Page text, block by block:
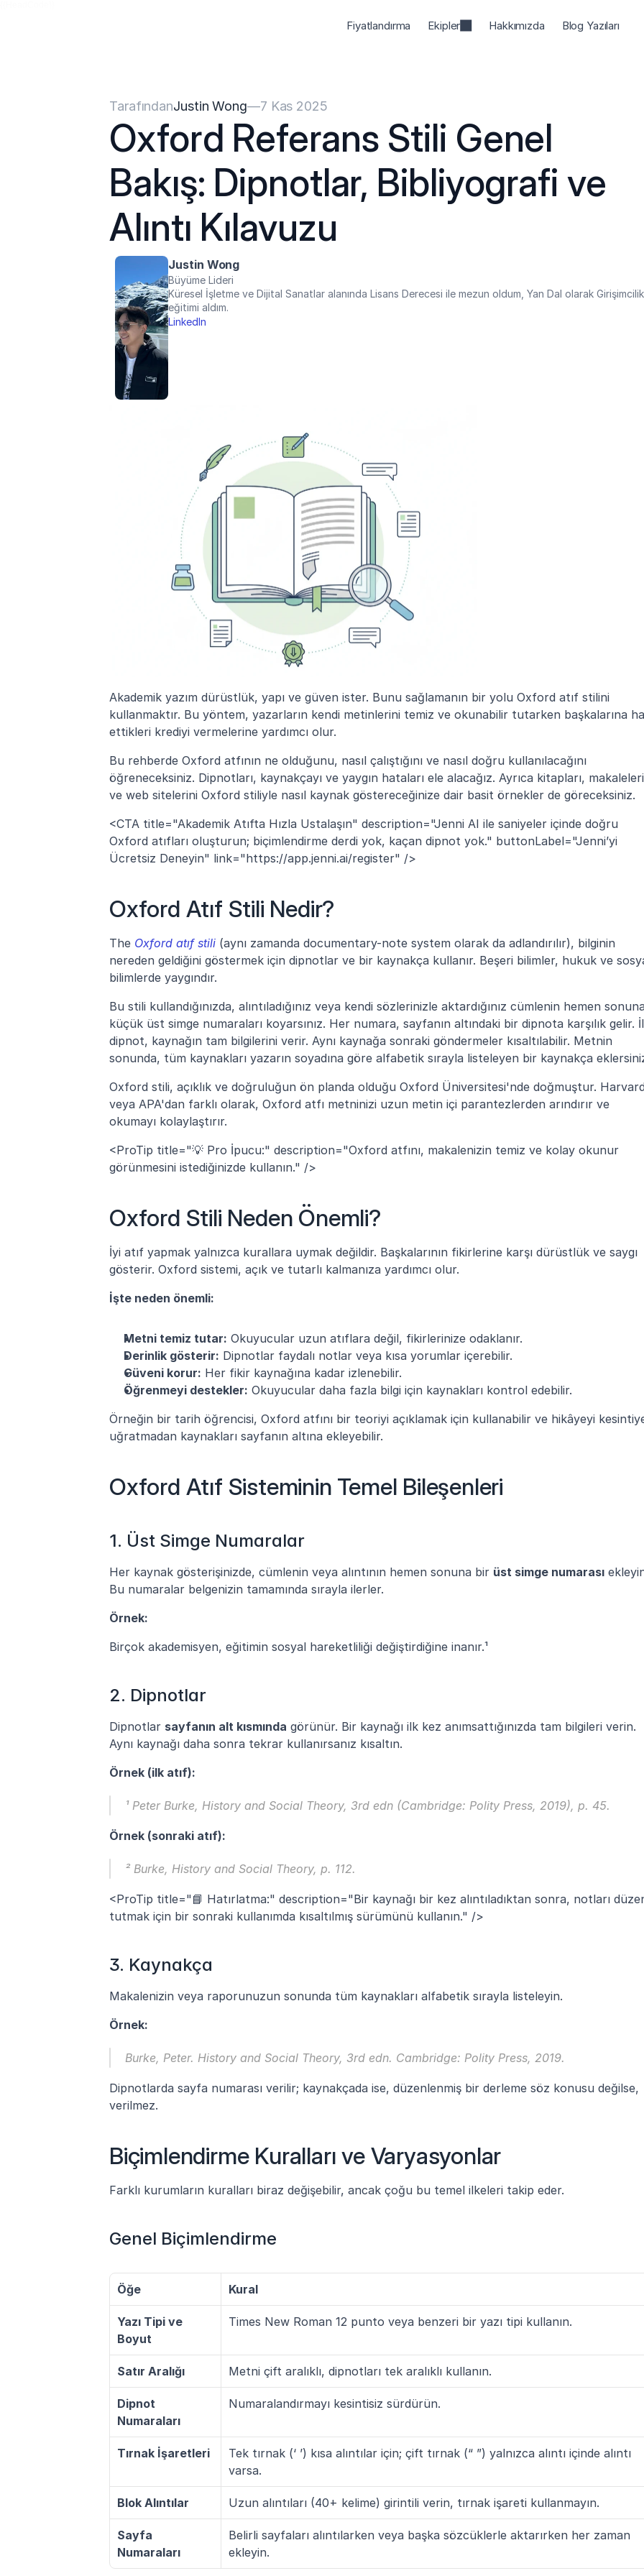
Fiyatlandırma Ekipler Hakkımızda Blog Yazıları
TarafındanJustin Wong—7 Kas 2025
Oxford Referans Stili Genel
Bakış: Dipnotlar, Bibliyografi ve
Alıntı Kılavuzu
Justin Wong
Büyüme Lideri
Küresel İşletme ve Dijital Sanatlar alanında Lisans Derecesi ile mezun oldum, Yan Dal olarak Girişimcilik
eğitimi aldım.
LinkedIn
Akademik yazım dürüstlük, yapı ve güven ister. Bunu sağlamanın bir yolu Oxford atıf stilini
kullanmaktır. Bu yöntem, yazarların kendi metinlerini temiz ve okunabilir tutarken başkalarına
ettikleri krediyi vermelerine yardımcı olur.
Bu rehberde Oxford atfının ne olduğunu, nasıl çalıştığını ve nasıl doğru kullanılacağını
öğreneceksiniz. Dipnotları, kaynakçayı ve yaygın hataları ele alacağız. Ayrıca kitapları, makaleleri
ve web sitelerini Oxford stiliyle nasıl kaynak göstereceğinize dair basit örnekler de göreceksiniz.
<CTA title="Akademik Atıfta Hızla Ustalaşın" description="Jenni AI ile saniyeler içinde doğru
Oxford atıfları oluşturun; biçimlendirme derdi yok, kaçan dipnot yok." buttonLabel="Jenni’yi
Ücretsiz Deneyin" link="https://app.jenni.ai/register" />
Oxford Atıf Stili Nedir?
The Oxford atıf stili (aynı zamanda documentary-note system olarak da adlandırılır), bilginin
nereden geldiğini göstermek için dipnotlar ve bir kaynakça kullanır. Beşeri bilimler, hukuk ve
bilimlerde yaygındır.
Bu stili kullandığınızda, alıntıladığınız veya kendi sözlerinizle aktardığınız cümlenin hemen
küçük üst simge numaraları koyarsınız. Her numara, sayfanın altındaki bir dipnota karşılık gelir.
dipnot, kaynağın tam bilgilerini verir. Aynı kaynağa sonraki göndermeler kısaltılabilir. Metnin
sonunda, tüm kaynakları yazarın soyadına göre alfabetik sırayla listeleyen bir kaynakça
Oxford stili, açıklık ve doğruluğun ön planda olduğu Oxford Üniversitesi'nde doğmuştur.
veya APA'dan farklı olarak, Oxford atfı metninizi uzun metin içi parantezlerden arındırır ve
okumayı kolaylaştırır.
<ProTip title="💡 Pro İpucu:" description="Oxford atfını, makalenizin temiz ve kolay okunur
görünmesini istediğinizde kullanın." />
Oxford Stili Neden Önemli?
İyi atıf yapmak yalnızca kurallara uymak değildir. Başkalarının fikirlerine karşı dürüstlük ve saygı
gösterir. Oxford sistemi, açık ve tutarlı kalmanıza yardımcı olur.
İşte neden önemli:
Metni temiz tutar: Okuyucular uzun atıflara değil, fikirlerinize odaklanır.
Derinlik gösterir: Dipnotlar faydalı notlar veya kısa yorumlar içerebilir.
Güveni korur: Her fikir kaynağına kadar izlenebilir.
Öğrenmeyi destekler: Okuyucular daha fazla bilgi için kaynakları kontrol edebilir.
Örneğin bir tarih öğrencisi, Oxford atfını bir teoriyi açıklamak için kullanabilir ve hikâyeyi
uğratmadan kaynakları sayfanın altına ekleyebilir.
Oxford Atıf Sisteminin Temel Bileşenleri
1. Üst Simge Numaralar
Her kaynak gösterişinizde, cümlenin veya alıntının hemen sonuna bir üst simge numarası
Bu numaralar belgenizin tamamında sırayla ilerler.
Örnek:
Birçok akademisyen, eğitimin sosyal hareketliliği değiştirdiğine inanır.¹
2. Dipnotlar
Dipnotlar sayfanın alt kısmında görünür. Bir kaynağı ilk kez anımsattığınızda tam bilgileri verin.
Aynı kaynağı daha sonra tekrar kullanırsanız kısaltın.
Örnek (ilk atıf):
¹ Peter Burke, History and Social Theory, 3rd edn (Cambridge: Polity Press, 2019), p. 45.
Örnek (sonraki atıf):
² Burke, History and Social Theory, p. 112.
<ProTip title="📘 Hatırlatma:" description="Bir kaynağı bir kez alıntıladıktan sonra, notları
tutmak için bir sonraki kullanımda kısaltılmış sürümünü kullanın." />
3. Kaynakça
Makalenizin veya raporunuzun sonunda tüm kaynakları alfabetik sırayla listeleyin.
Örnek:
Burke, Peter. History and Social Theory, 3rd edn. Cambridge: Polity Press, 2019.
Dipnotlarda sayfa numarası verilir; kaynakçada ise, düzenlenmiş bir derleme söz konusu değilse,
verilmez.
Biçimlendirme Kuralları ve Varyasyonlar
Farklı kurumların kuralları biraz değişebilir, ancak çoğu bu temel ilkeleri takip eder.
Genel Biçimlendirme
Öğe Kural
Yazı Tipi ve
Boyut
Times New Roman 12 punto veya benzeri bir yazı tipi kullanın.
Satır Aralığı Metni çift aralıklı, dipnotları tek aralıklı kullanın.
Dipnot
Numaraları
Numaralandırmayı kesintisiz sürdürün.
Tırnak İşaretleri
Tek tırnak (‘ ’) kısa alıntılar için; çift tırnak (“ ”) yalnızca alıntı içinde alıntı
varsa.
Blok Alıntılar Uzun alıntıları (40+ kelime) girintili verin, tırnak işareti kullanmayın.
Sayfa
Numaraları
Belirli sayfaları alıntılarken veya başka sözcüklerle aktarırken her zaman
ekleyin.